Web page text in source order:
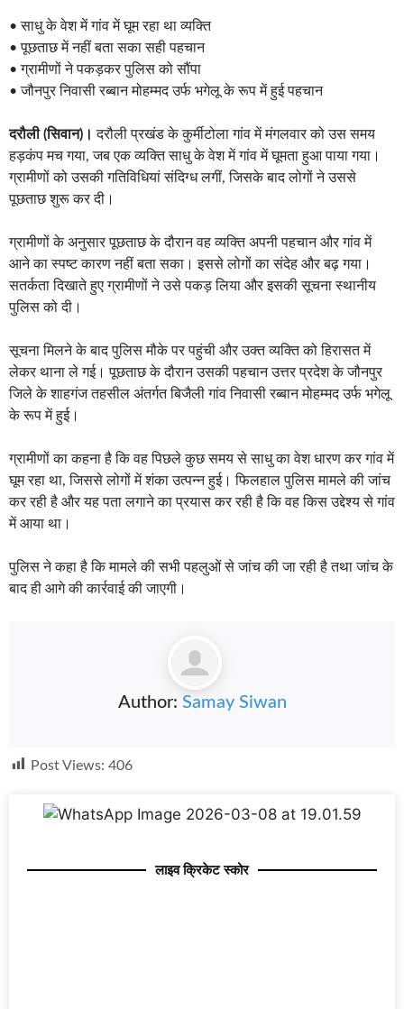
• साधु के वेश में गांव में घूम रहा था व्यक्ति
• पूछताछ में नहीं बता सका सही पहचान
• ग्रामीणों ने पकड़कर पुलिस को सौंपा
• जौनपुर निवासी रब्बान मोहम्मद उर्फ भगेलू के रूप में हुई पहचान
दरौली (सिवान)। दरौली प्रखंड के कुर्मीटोला गांव में मंगलवार को उस समय
हड़कंप मच गया, जब एक व्यक्ति साधु के वेश में गांव में घूमता हुआ पाया गया।
ग्रामीणों को उसकी गतिविधियां संदिग्ध लगीं, जिसके बाद लोगों ने उससे
पूछताछ शुरू कर दी।
ग्रामीणों के अनुसार पूछताछ के दौरान वह व्यक्ति अपनी पहचान और गांव में
आने का स्पष्ट कारण नहीं बता सका। इससे लोगों का संदेह और बढ़ गया।
सतर्कता दिखाते हुए ग्रामीणों ने उसे पकड़ लिया और इसकी सूचना स्थानीय
पुलिस को दी।
सूचना मिलने के बाद पुलिस मौके पर पहुंची और उक्त व्यक्ति को हिरासत में
लेकर थाना ले गई। पूछताछ के दौरान उसकी पहचान उत्तर प्रदेश के जौनपुर
जिले के शाहगंज तहसील अंतर्गत बिजैली गांव निवासी रब्बान मोहम्मद उर्फ भगेलू
के रूप में हुई।
ग्रामीणों का कहना है कि वह पिछले कुछ समय से साधु का वेश धारण कर गांव में
घूम रहा था, जिससे लोगों में शंका उत्पन्न हुई। फिलहाल पुलिस मामले की जांच
कर रही है और यह पता लगाने का प्रयास कर रही है कि वह किस उद्देश्य से गांव
में आया था।
पुलिस ने कहा है कि मामले की सभी पहलुओं से जांच की जा रही है तथा जांच के
बाद ही आगे की कार्रवाई की जाएगी।
Author: Samay Siwan
Post Views: 406
लाइव क्रिकेट स्कोर